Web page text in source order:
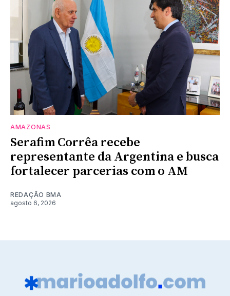
AMAZONAS
Serafim Corrêa recebe
representante da Argentina e busca
fortalecer parcerias com o AM
REDAÇÃO BMA
agosto 6, 2026